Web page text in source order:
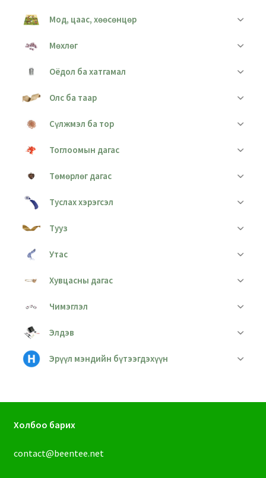
Мод, цаас, хөөсөнцөр
Мөхлөг
Оёдол ба хатгамал
Олс ба таар
Сүлжмэл ба тор
Тоглоомын дагас
Төмөрлөг дагас
Туслах хэрэгсэл
Тууз
Утас
Хувцасны дагас
Чимэглэл
Элдэв
Эрүүл мэндийн бүтээгдэхүүн
Холбоо барих
contact@beentee.net